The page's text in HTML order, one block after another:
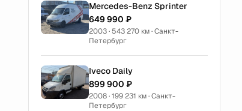
Mercedes-Benz Sprinter
649 990 ₽
2003 · 543 270 км · Санкт-
Петербург
Iveco Daily
899 900 ₽
2008 · 199 231 км · Санкт-
Петербург